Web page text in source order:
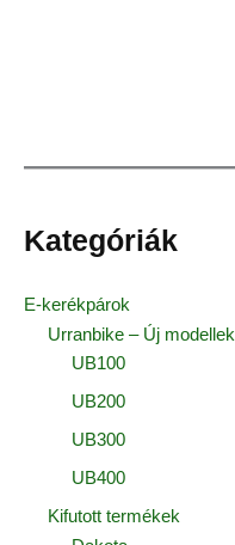
Kategóriák
E-kerékpárok
Urranbike – Új modellek
UB100
UB200
UB300
UB400
Kifutott termékek